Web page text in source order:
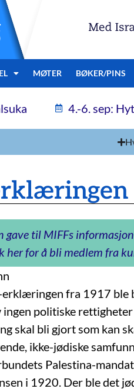
MØTER BØKER/PINS
4.-6. sep:
gave til MIFFs
her for å bli medlem fra
fra 1917 ble
ingen politiske
skal bli gjort som kan
ikke-jødiske
Palestina-
i 1920. Der ble det